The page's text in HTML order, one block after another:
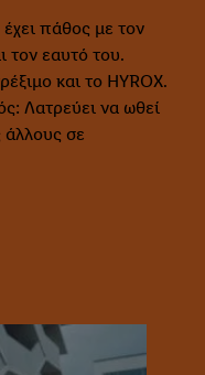
πάθος με τον
τον εαυτό του.
και το HYROX.
Λατρεύει να ωθεί
άλλους σε